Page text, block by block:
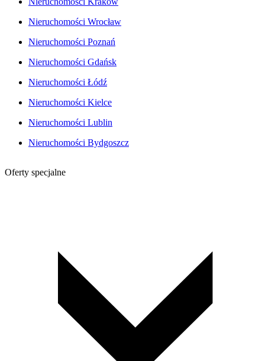
Nieruchomości Wrocław
Nieruchomości Poznań
Nieruchomości Gdańsk
Nieruchomości Łódź
Nieruchomości Kielce
Nieruchomości Lublin
Nieruchomości Bydgoszcz
Oferty specjalne